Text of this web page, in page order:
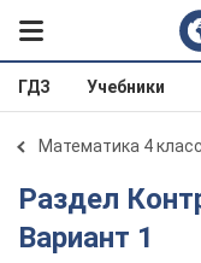
ГДЗ Учебники
Математика 4
Раздел Контрольная работа 9.
Вариант 1